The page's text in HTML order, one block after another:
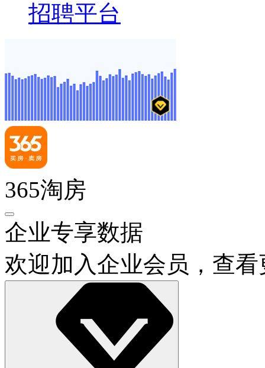
招聘平台
365淘房
企业专享数据
欢迎加入企业会员，查